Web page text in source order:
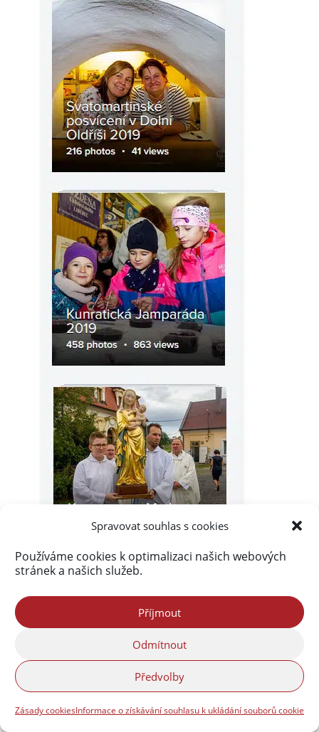
Spravovat souhlas s cookies
Používáme cookies k optimalizaci našich webových
stránek a našich služeb.
Příjmout
Odmítnout
Předvolby
Zásady cookiesInformace o získávání souhlasu k ukládání souborů cookie
Akismetzablokoval
289 801 spamů